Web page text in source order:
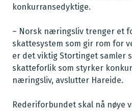
konkurransedyktige.
– Norsk næringsliv trenger et
skattesystem som gir rom for
er det viktig Stortinget samler
skatteforlik som styrker
næringsliv, avslutter Hareide.
Rederiforbundet skal nå nøye